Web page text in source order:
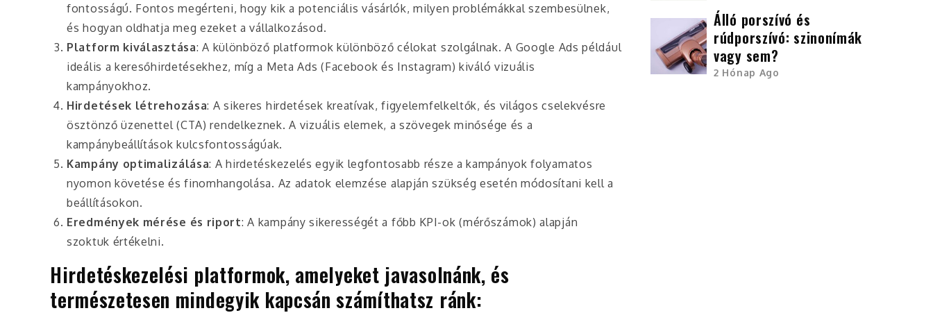
fontosságú. Fontos megérteni, hogy kik a potenciális vásárlók, milyen problémákkal szembesülnek,
és hogyan oldhatja meg ezeket a vállalkozásod.
Platform kiválasztása: A különböző platformok különböző célokat szolgálnak. A Google Ads például
ideális a keresőhirdetésekhez, míg a Meta Ads (Facebook és Instagram) kiváló vizuális
kampányokhoz.
Hirdetések létrehozása: A sikeres hirdetések kreatívak, figyelemfelkeltők, és világos cselekvésre
ösztönző üzenettel (CTA) rendelkeznek. A vizuális elemek, a szövegek minősége és a
kampánybeállítások kulcsfontosságúak.
Kampány optimalizálása: A hirdetéskezelés egyik legfontosabb része a kampányok folyamatos
nyomon követése és finomhangolása. Az adatok elemzése alapján szükség esetén módosítani kell a
beállításokon.
Eredmények mérése és riport: A kampány sikerességét a főbb KPI-ok (mérőszámok) alapján
szoktuk értékelni.
Hirdetéskezelési platformok, amelyeket javasolnánk, és
természetesen mindegyik kapcsán számíthatsz ránk:
Álló porszívó és
rúdporszívó: szinonímák
vagy sem?
2 Hónap Ago